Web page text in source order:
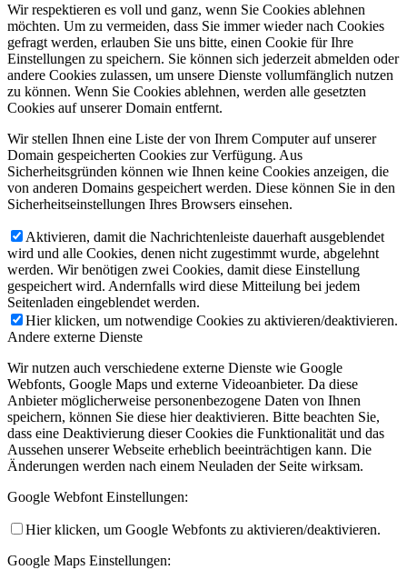
Wir respektieren es voll und ganz, wenn Sie Cookies ablehnen
möchten. Um zu vermeiden, dass Sie immer wieder nach Cookies
gefragt werden, erlauben Sie uns bitte, einen Cookie für Ihre
Einstellungen zu speichern. Sie können sich jederzeit abmelden oder
andere Cookies zulassen, um unsere Dienste vollumfänglich nutzen
zu können. Wenn Sie Cookies ablehnen, werden alle gesetzten
Cookies auf unserer Domain entfernt.
Wir stellen Ihnen eine Liste der von Ihrem Computer auf unserer
Domain gespeicherten Cookies zur Verfügung. Aus
Sicherheitsgründen können wie Ihnen keine Cookies anzeigen, die
von anderen Domains gespeichert werden. Diese können Sie in den
Sicherheitseinstellungen Ihres Browsers einsehen.
Aktivieren, damit die Nachrichtenleiste dauerhaft ausgeblendet
wird und alle Cookies, denen nicht zugestimmt wurde, abgelehnt
werden. Wir benötigen zwei Cookies, damit diese Einstellung
gespeichert wird. Andernfalls wird diese Mitteilung bei jedem
Seitenladen eingeblendet werden.
Hier klicken, um notwendige Cookies zu aktivieren/deaktivieren.
Andere externe Dienste
Wir nutzen auch verschiedene externe Dienste wie Google
Webfonts, Google Maps und externe Videoanbieter. Da diese
Anbieter möglicherweise personenbezogene Daten von Ihnen
speichern, können Sie diese hier deaktivieren. Bitte beachten Sie,
dass eine Deaktivierung dieser Cookies die Funktionalität und das
Aussehen unserer Webseite erheblich beeinträchtigen kann. Die
Änderungen werden nach einem Neuladen der Seite wirksam.
Google Webfont Einstellungen:
Hier klicken, um Google Webfonts zu aktivieren/deaktivieren.
Google Maps Einstellungen: